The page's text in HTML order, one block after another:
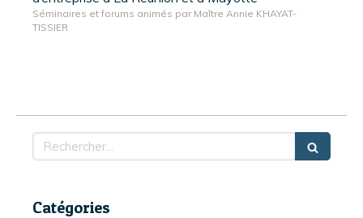
Séminaires et forums animés par Maître Annie KHAYAT-
TISSIER
Rechercher
Catégories